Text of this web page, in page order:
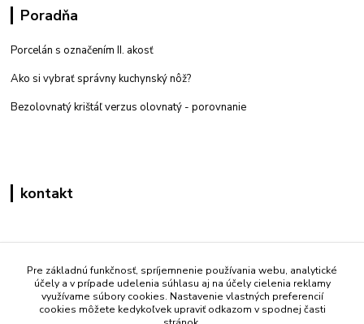
Poradňa
Porcelán s označením II. akosť
Ako si vybrať správny kuchynský nôž?
Bezolovnatý krištáľ verzus olovnatý - porovnanie
kontakt
+421 908 861 051
(Po - Pia 7:30-15:30)
info@mati.sk
Pre základnú funkčnosť, spríjemnenie používania webu, analytické
účely a v prípade udelenia súhlasu aj na účely cielenia reklamy
využívame súbory cookies. Nastavenie vlastných preferencií
cookies môžete kedykoľvek upraviť odkazom v spodnej časti